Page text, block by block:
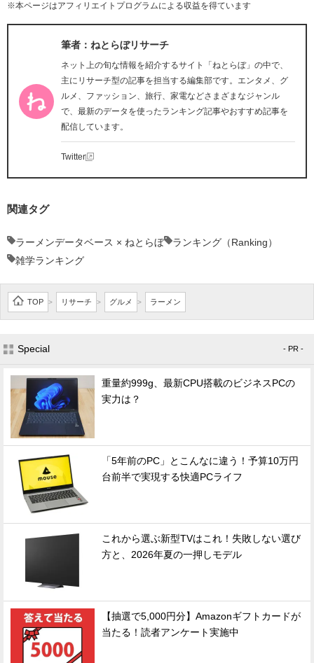
※本ページはアフィリエイトプログラムによる収益を得ています
筆者：ねとらぼリサーチ
ネット上の旬な情報を紹介するサイト「ねとらぼ」の中で、
主にリサーチ型の記事を担当する編集部です。エンタメ、グ
ルメ、ファッション、旅行、家電などさまざまなジャンル
で、最新のデータを使ったランキング記事やおすすめ記事を
配信しています。
Twitter
関連タグ
ラーメンデータベース × ねとらぼ
ランキング（Ranking）
雑学ランキング
TOP > リサーチ > グルメ > ラーメン
Special - PR -
重量約999g、最新CPU搭載のビジネスPCの
実力は？
「5年前のPC」とこんなに違う！予算10万円
台前半で実現する快適PCライフ
これから選ぶ新型TVはこれ！失敗しない選び
方と、2026年夏の一押しモデル
【抽選で5,000円分】Amazonギフトカードが
当たる！読者アンケート実施中